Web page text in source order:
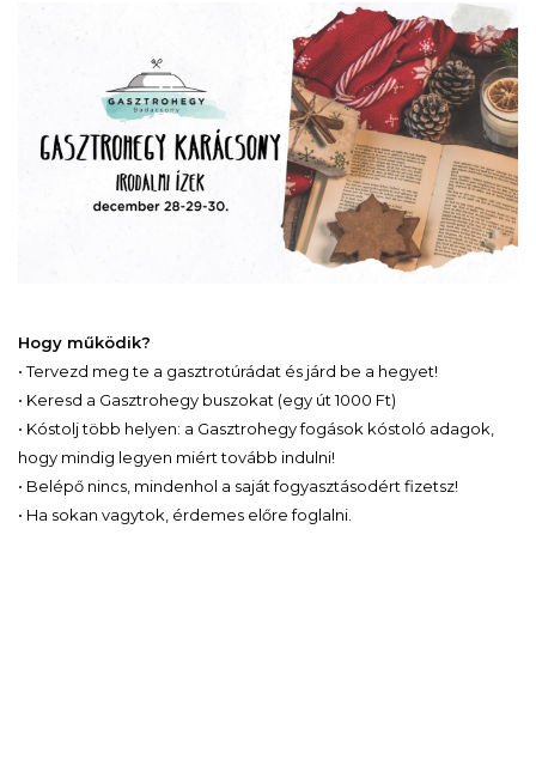
Hogy működik?
• Tervezd meg te a gasztrotúrádat és járd be a hegyet!
• Keresd a Gasztrohegy buszokat (egy út 1000 Ft)
• Kóstolj több helyen: a Gasztrohegy fogások kóstoló adagok,
hogy mindig legyen miért tovább indulni!
• Belépő nincs, mindenhol a saját fogyasztásodért fizetsz!
• Ha sokan vagytok, érdemes előre foglalni.